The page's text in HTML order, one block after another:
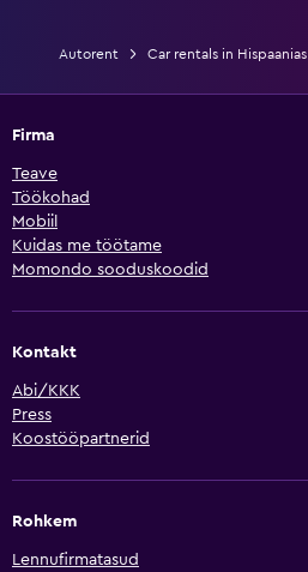
Autorent Car rentals in Hispaanias
Firma
Teave
Töökohad
Mobiil
Kuidas me töötame
Momondo sooduskoodid
Kontakt
Abi/KKK
Press
Koostööpartnerid
Rohkem
Lennufirmatasud